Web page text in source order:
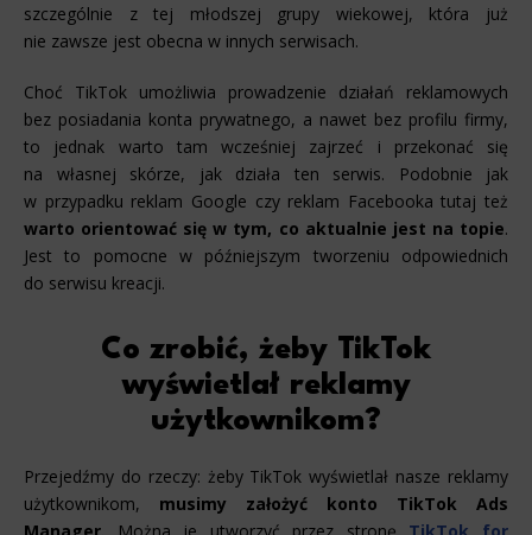
szczególnie z tej młodszej grupy wiekowej, która już
nie zawsze jest obecna w innych serwisach.
Choć TikTok umożliwia prowadzenie działań reklamowych
bez posiadania konta prywatnego, a nawet bez profilu firmy,
to jednak warto tam wcześniej zajrzeć i przekonać się
na własnej skórze, jak działa ten serwis. Podobnie jak
w przypadku reklam Google czy reklam Facebooka tutaj też
warto orientować się w tym, co aktualnie jest na topie.
Jest to pomocne w późniejszym tworzeniu odpowiednich
do serwisu kreacji.
Co zrobić, żeby TikTok
wyświetlał reklamy
użytkownikom?
Przejedźmy do rzeczy: żeby TikTok wyświetlał nasze reklamy
użytkownikom, musimy założyć konto TikTok Ads